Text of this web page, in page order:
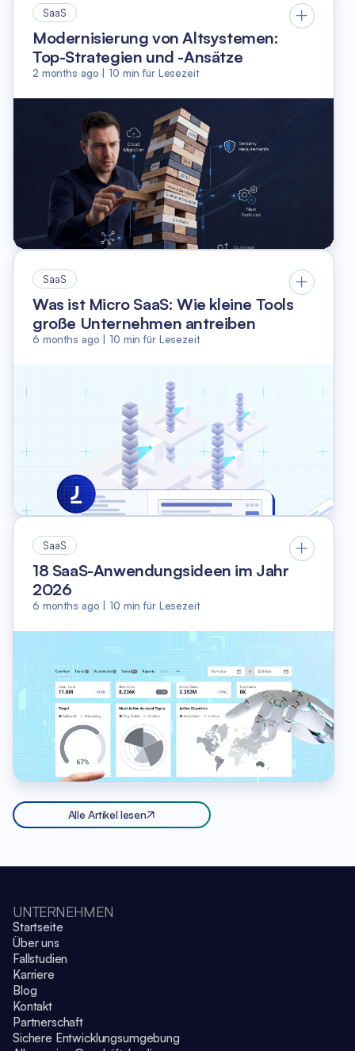
SaaS
Modernisierung von Altsystemen:
Top-Strategien und -Ansätze
2 months ago |10 min für Lesezeit
SaaS
Was ist Micro SaaS: Wie kleine Tools
große Unternehmen antreiben
6 months ago |10 min für Lesezeit
SaaS
18 SaaS-Anwendungsideen im Jahr
2026
6 months ago |10 min für Lesezeit
Alle Artikel lesen
UNTERNEHMEN
Startseite
Über uns
Fallstudien
Karriere
Blog
Kontakt
Partnerschaft
Sichere Entwicklungsumgebung